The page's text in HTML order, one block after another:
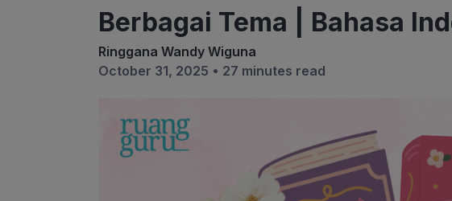
Berbagai Tema | Bahasa
Ringgana Wandy Wiguna
October 31, 2025 • 27 minutes read